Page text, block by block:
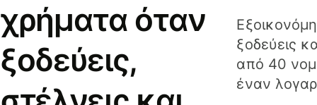
χρήματα όταν
ξοδεύεις,
ξοδεύεις
από 40
έναν